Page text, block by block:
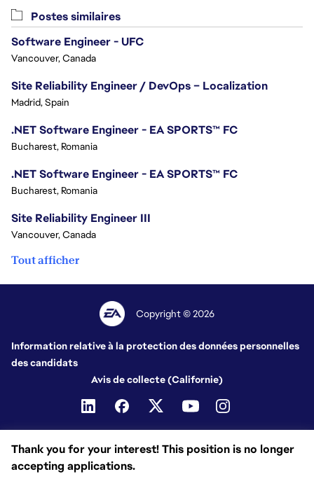
Thank you for your interest! This position is no longer
accepting applications.
Postes similaires
Software Engineer - UFC
Vancouver, Canada
Site Reliability Engineer / DevOps – Localization
Madrid, Spain
.NET Software Engineer - EA SPORTS™ FC
Bucharest, Romania
.NET Software Engineer - EA SPORTS™ FC
Bucharest, Romania
Site Reliability Engineer III
Vancouver, Canada
Tout afficher
Copyright © 2026
Information relative à la protection des données personnelles
des candidats
Avis de collecte (Californie)